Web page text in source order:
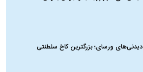
دیدنی‌های ورسای؛ بزرگترین کاخ سلطنتی